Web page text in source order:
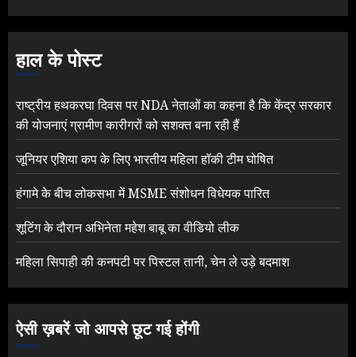
हाल के पोस्ट
राष्ट्रीय हथकरघा दिवस पर NDA नेताओं का कहना है कि केंद्र सरकार
की योजनाएं ग्रामीण कारीगरों को सशक्त बना रही हैं
जूनियर एशिया कप के लिए भारतीय महिला हॉकी टीम घोषित
हंगामे के बीच लोकसभा में MSME संशोधन विधेयक पारित
शूटिंग के दौरान अभिनेता महेश बाबू का वीडियो लीक
महिला सिपाही की कनपटी पर पिस्टल तानी, चेन ले उड़े बदमाश
ऐसी ख़बरें जो आपसे छूट गई होंगी